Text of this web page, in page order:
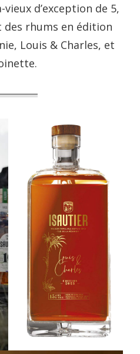
d’exception de 5,
des rhums en édition
Louis & Charles, et